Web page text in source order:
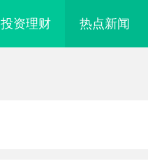
投资理财 热点新闻